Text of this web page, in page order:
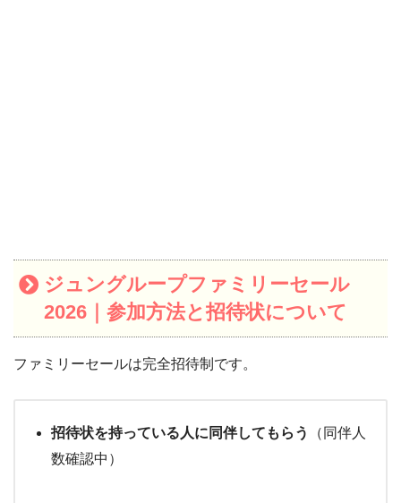
ジュングループファミリーセール
2026｜参加方法と招待状について
ファミリーセールは完全招待制です。
招待状を持っている人に同伴してもらう
（同伴人
数確認中）